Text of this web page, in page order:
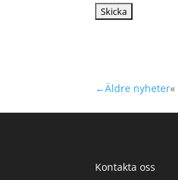
←Äldre nyheter«
Kontakta oss